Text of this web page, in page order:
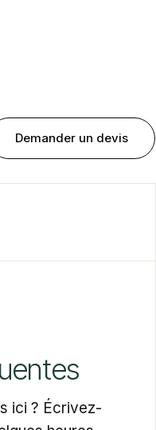
Demander un devis
ici ? Écrivez-